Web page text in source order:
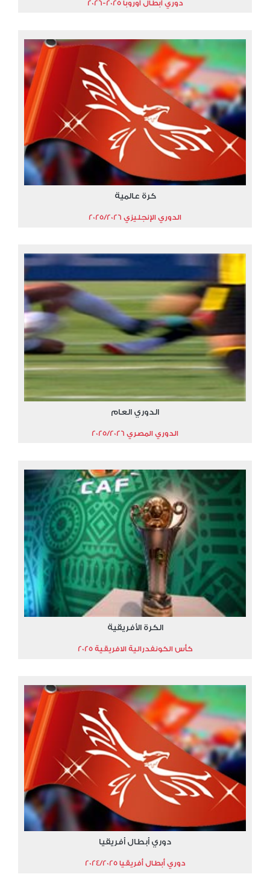
دوري أبطال أوروبا 2025-2026
كرة عالمية
الدوري الإنجليزي 2025/2026
الدوري العام
الدوري المصري 2025/2026
الكرة الأفريقية
كأس الكونفدرالية الافريقية 2025
دوري أبطال أفريقيا
دوري أبطال أفريقيا 2024/2025